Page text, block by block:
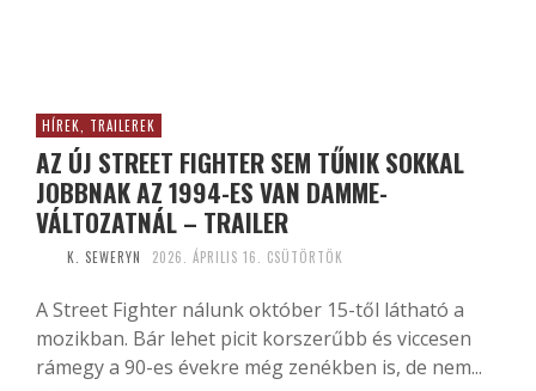
HÍREK, TRAILEREK
AZ ÚJ STREET FIGHTER SEM TŰNIK SOKKAL
JOBBNAK AZ 1994-ES VAN DAMME-
VÁLTOZATNÁL – TRAILER
K. SEWERYN 2026. ÁPRILIS 16. CSÜTÖRTÖK
A Street Fighter nálunk október 15-től látható a
mozikban. Bár lehet picit korszerűbb és viccesen
rámegy a 90-es évekre még zenékben is, de nem...